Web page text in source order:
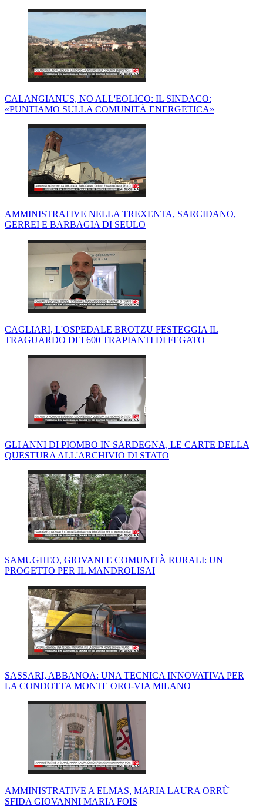
CALANGIANUS, NO ALL'EOLICO: IL SINDACO:
«PUNTIAMO SULLA COMUNITÀ ENERGETICA»
AMMINISTRATIVE NELLA TREXENTA, SARCIDANO,
GERREI E BARBAGIA DI SEULO
CAGLIARI, L'OSPEDALE BROTZU FESTEGGIA IL
TRAGUARDO DEI 600 TRAPIANTI DI FEGATO
GLI ANNI DI PIOMBO IN SARDEGNA, LE CARTE DELLA
QUESTURA ALL'ARCHIVIO DI STATO
SAMUGHEO, GIOVANI E COMUNITÀ RURALI: UN
PROGETTO PER IL MANDROLISAI
SASSARI, ABBANOA: UNA TECNICA INNOVATIVA PER
LA CONDOTTA MONTE ORO-VIA MILANO
AMMINISTRATIVE A ELMAS, MARIA LAURA ORRÙ
SFIDA GIOVANNI MARIA FOIS